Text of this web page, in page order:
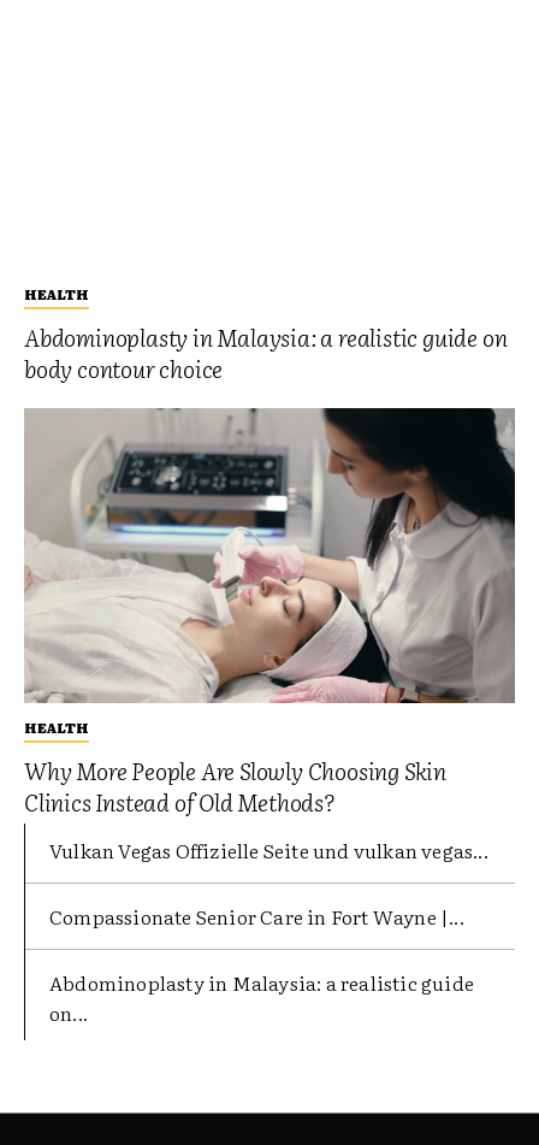
HEALTH
Abdominoplasty in Malaysia: a realistic guide on
body contour choice
HEALTH
Why More People Are Slowly Choosing Skin
Clinics Instead of Old Methods?
Vulkan Vegas Offizielle Seite und vulkan vegas...
Compassionate Senior Care in Fort Wayne |...
Abdominoplasty in Malaysia: a realistic guide
on...